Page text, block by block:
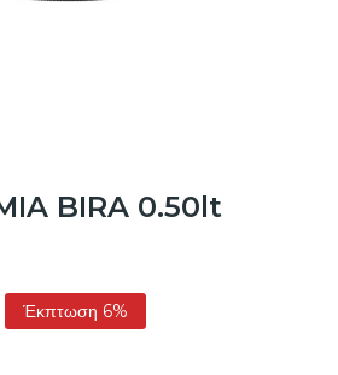
BIRA 0.50lt
Έκπτωση 6%